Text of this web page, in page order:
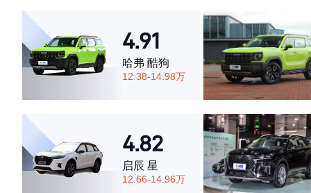
·外观表现一般，低于52%同级车
·内饰表现较为优秀，优于69%同级车
·空间表现一般，低于54%同级车
4.91
哈弗 酷狗
12.38-14.98万
4.82
启辰 星
12.66-14.96万